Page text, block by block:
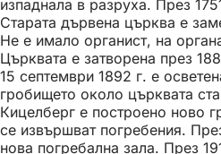
изпаднала в разруха. През
Старата дървена църква е
Не е имало органист, на
Църквата е затворена през
15 септември 1892 г. е
гробището около църквата
Кицелберг е построено ново
се извършват погребения.
нова погребална зала. През